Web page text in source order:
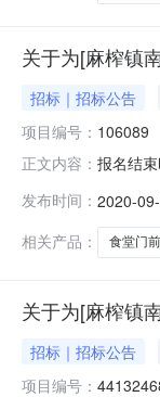
关于为[麻榨镇
招标｜招标公告
项目编号： 106089
正文内容： 报名结
或中介
村下
发布时间： 2020-
相关产品：
食堂门
关于为[麻榨镇
招标｜招标公告
项目编号：